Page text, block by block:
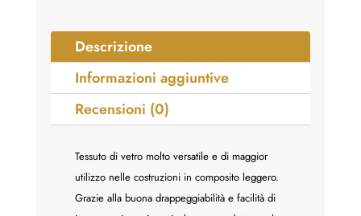
Descrizione
Informazioni aggiuntive
Recensioni (0)
Tessuto di vetro molto versatile e di maggior
utilizzo nelle costruzioni in composito leggero.
Grazie alla buona drappeggiabilità e facilità di